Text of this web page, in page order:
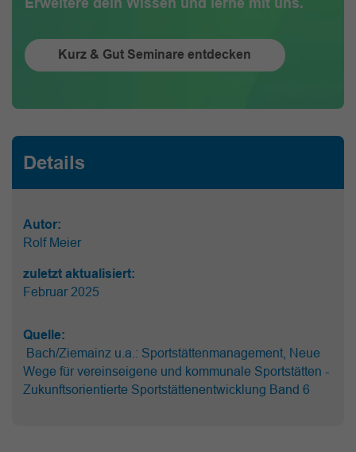
Kurz & Gut Seminare entdecken
Details
Autor:
Rolf Meier
zuletzt aktualisiert:
Februar 2025
Quelle:
Bach/Ziemainz u.a.: Sportstättenmanagement, Neue
Wege für vereinseigene und kommunale Sportstätten -
Zukunftsorientierte Sportstättenentwicklung Band 6